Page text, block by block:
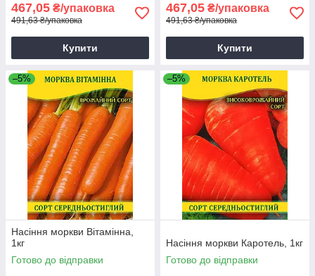
467,05 ₴/упаковка
491,63 ₴/упаковка
Купити
467,05 ₴/упаковка
491,63 ₴/упаковка
Купити
–5%
Насіння моркви Вітамінна,
1кг
Готово до відправки
–5%
Насіння моркви Каротель, 1кг
Готово до відправки